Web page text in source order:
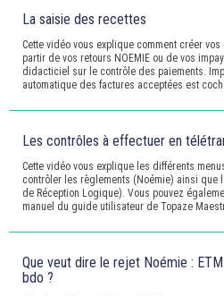
La saisie des recettes
Cette vidéo vous explique comment créer
partir de vos retours NOEMIE ou de vos
didacticiel sur le contrôle des paiements.
automatique des factures acceptées est
Les contrôles à effectuer en
Cette vidéo vous explique les différents
contrôler les règlements (Noémie) ainsi que
de Réception Logique). Vous pouvez
manuel du guide utilisateur de Topaze
Que veut dire le rejet Noémie :
bdo ?